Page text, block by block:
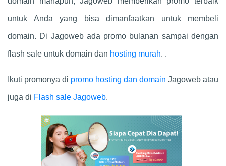
untuk Anda yang bisa dimanfaatkan untuk membeli
domain. Di Jagoweb ada promo bulanan sampai dengan
flash sale untuk domain dan hosting murah. .
Ikuti promonya di promo hosting dan domain Jagoweb atau
juga di Flash sale Jagoweb.